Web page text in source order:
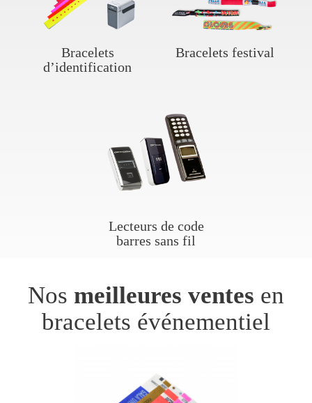
Bracelets
dʼidentification
Bracelets festival
Lecteurs de code
barres sans fil
Nos meilleures ventes en
bracelets événementiel